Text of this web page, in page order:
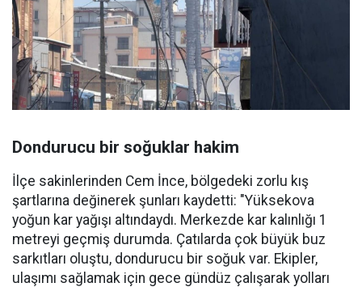
Dondurucu bir soğuklar hakim
İlçe sakinlerinden Cem İnce, bölgedeki zorlu kış
şartlarına değinerek şunları kaydetti: "Yüksekova
yoğun kar yağışı altındaydı. Merkezde kar kalınlığı 1
metreyi geçmiş durumda. Çatılarda çok büyük buz
sarkıtları oluştu, dondurucu bir soğuk var. Ekipler,
ulaşımı sağlamak için gece gündüz çalışarak yolları